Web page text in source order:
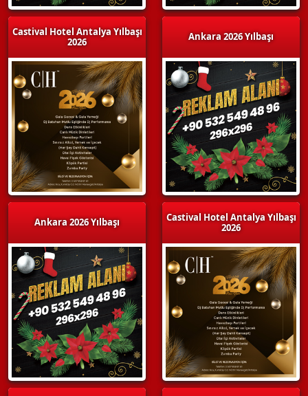
Castival Hotel Antalya Yılbaşı
2026
Ankara 2026 Yılbaşı
Ankara 2026 Yılbaşı
Castival Hotel Antalya Yılbaşı
2026